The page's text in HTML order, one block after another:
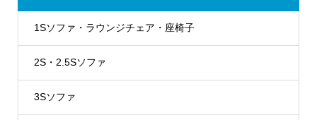
1Sソファ・ラウンジチェア・座椅子
2S・2.5Sソファ
3Sソファ